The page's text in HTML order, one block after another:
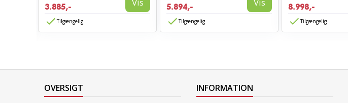
3.885,-
Tilgængelig
5.894,-
Tilgængelig
8.998,-
Tilgængelig
OVERSIGT INFORMATION